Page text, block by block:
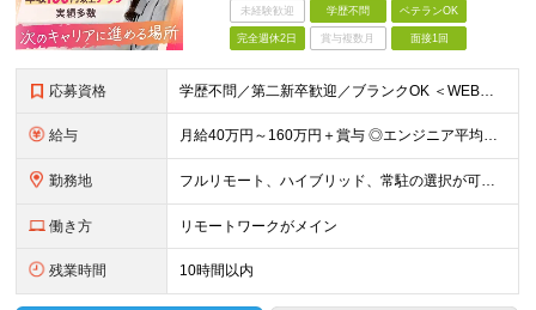
未経験歓迎 学歴不問 ベテランOK
完全週休2日 賞与複数月 面接1回
応募資格 学歴不問／第二新卒歓迎／ブランクOK ＜WEB面談1回のみ！即日内定も◎＞ 【応募条件】 ・ITエンジニアとして1年以上の実務経験をお持ちの方 ※インフラ・開発・言語・工程・業界など不問 ※転職回
給与 月給40万円～160万円＋賞与 ◎エンジニア平均年収820万円 ◎入社した全員が年収UPしています！（前職年収180万円UP） ◎単価連動型：還元率83％～最大100%だから高収入が実現 ◎待機時給
勤務地 フルリモート、ハイブリッド、常駐の選択が可能＆帰社日なし ●下記エリアを中心とするクライアント先、または自宅にて勤務 首都圏：東京・埼玉・千葉・神奈川 関西：大阪・兵庫・京都・滋賀・奈良・和歌山 東
働き方 リモートワークがメイン
残業時間 10時間以内